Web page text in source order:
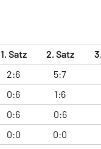
1. Satz 2. Satz
2:6 5:7
0:6 1:6
0:6 0:6
0:0 0:0